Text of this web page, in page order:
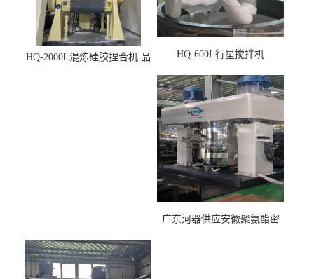
HQ-2000L混炼硅胶捏合机 品
HQ-600L行星搅拌机
广东河器供应安徽聚氨酯密